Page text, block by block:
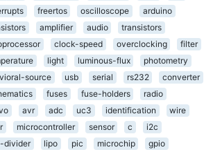
freertos oscilloscope
arduino
amplifier audio
transistors
clock-speed overclocking
filter
light luminous-flux
photometry
source usb serial rs232
converter
fuses fuse-holders
radio
avr adc uc3 identification
wire
microcontroller sensor c
i2c
divider lipo pic microchip
gpio